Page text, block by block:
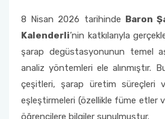
8 Nisan 2026 tarihinde Baron
Kalenderli’nin katkılarıyla
şarap degüstasyonunun temel
analiz yöntemleri ele alınmıştır.
çeşitleri, şarap üretim süreçleri
eşleştirmeleri (özellikle füme etler
öğrencilere bilgiler sunulmuştur.
Uygulama ve Ödev Değerlendirme